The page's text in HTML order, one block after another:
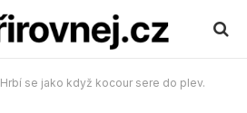
Hrbí se jako když kocour sere do plev.